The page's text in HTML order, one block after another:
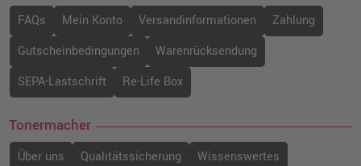
FAQs Mein Konto Versandinformationen
Zahlung
Gutscheinbedingungen
Warenrücksendung
SEPA-Lastschrift
Re-Life Box
Tonermacher
Über uns Qualitätssicherung
Wissenswertes